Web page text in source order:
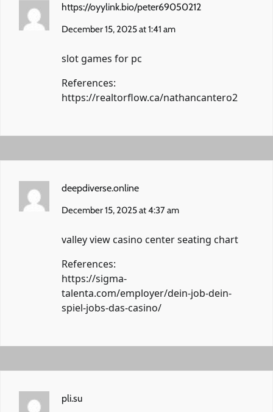
https://oyylink.bio/peter69050212
December 15, 2025 at 1:41 am
slot games for pc
References:
https://realtorflow.ca/nathancantero2
deepdiverse.online
December 15, 2025 at 4:37 am
valley view casino center seating chart
References:
https://sigma-
talenta.com/employer/dein-job-dein-
spiel-jobs-das-casino/
pli.su